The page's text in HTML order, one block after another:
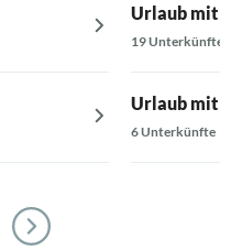
Urlaub mit
19 Unterkünfte
Urlaub mit
6 Unterkünfte